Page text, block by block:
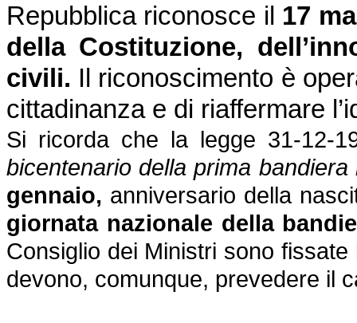
Repubblicariconosce il 17
della Costituzione,
civili. Il riconoscimento è
cittadinanza e di riaffermare
Si ricorda che la legge 31-12-
bicentenario della prima bandiera
gennaio, anniversario della
giornata nazionale della
Consiglio dei Ministri sono
devono, comunque, prevedere il